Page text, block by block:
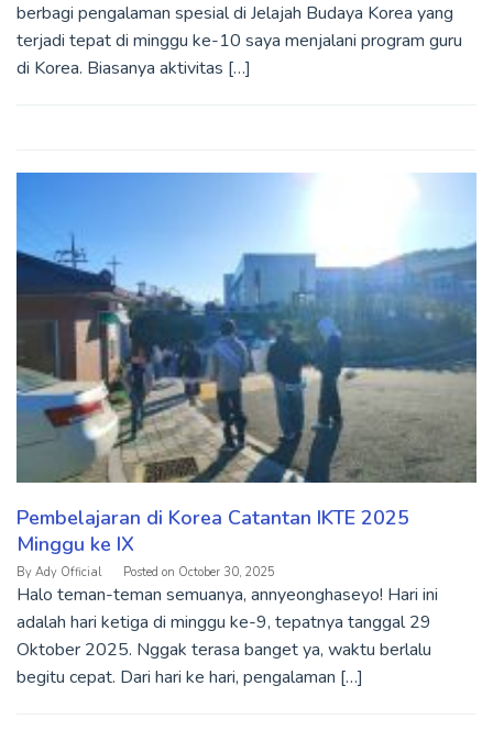
berbagi pengalaman spesial di Jelajah Budaya Korea yang
terjadi tepat di minggu ke-10 saya menjalani program guru
di Korea. Biasanya aktivitas […]
Pembelajaran di Korea Catantan IKTE 2025
Minggu ke IX
By Ady Official Posted on October 30, 2025
Halo teman-teman semuanya, annyeonghaseyo! Hari ini
adalah hari ketiga di minggu ke-9, tepatnya tanggal 29
Oktober 2025. Nggak terasa banget ya, waktu berlalu
begitu cepat. Dari hari ke hari, pengalaman […]